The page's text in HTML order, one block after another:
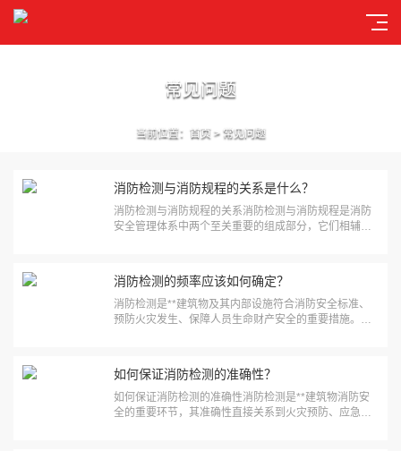
常见问题
当前位置： 首页 > 常见问题
消防检测与消防规程的关系是什么？
消防检测与消防规程的关系消防检测与消防规程是消防
安全管理体系中两个至关重要的组成部分，它们相辅相
试，以**其符合相关标准和规范；而消防规程则是为消
防安全管理提供···
消防检测的频率应该如何确定？
消防检测是**建筑物及其内部设施符合消防安全标准、
预防火灾发生、保障人员生命财产安全的重要措施。消
关于如何确定消防检测频率的详细分析。一、法律法规
的要求首先，消···
如何保证消防检测的准确性？
如何保证消防检测的准确性消防检测是**建筑物消防安
全的重要环节，其准确性直接关系到火灾预防、应急响